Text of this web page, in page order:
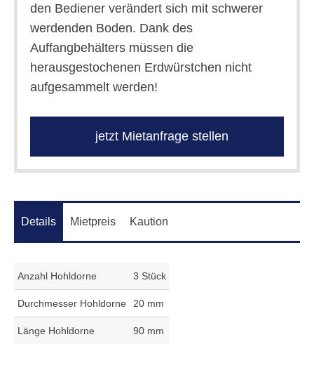
den Bediener verändert sich mit schwerer
werdenden Boden. Dank des
Auffangbehälters müssen die
herausgestochenen Erdwürstchen nicht
aufgesammelt werden!
jetzt Mietanfrage stellen
Details Mietpreis Kaution
Anzahl Hohldorne 3 Stück
Durchmesser Hohldorne 20 mm
Länge Hohldorne 90 mm